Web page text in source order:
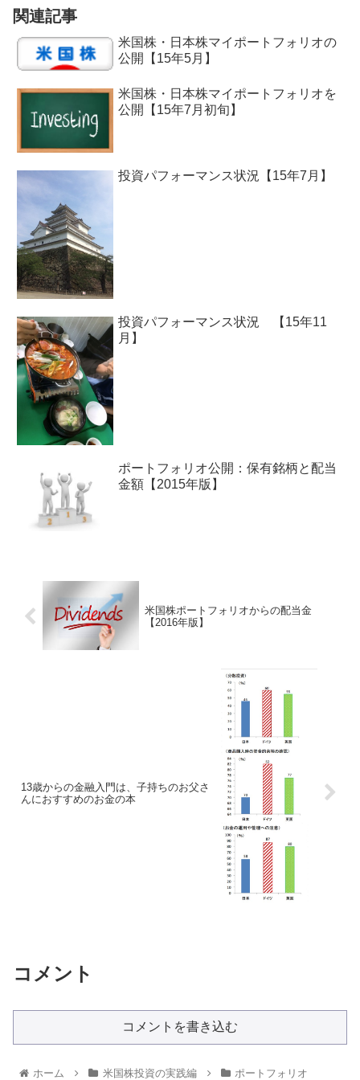
関連記事
米国株・日本株マイポートフォリオの
公開【15年5月】
米国株・日本株マイポートフォリオを
公開【15年7月初旬】
投資パフォーマンス状況【15年7月】
投資パフォーマンス状況 【15年11
月】
ポートフォリオ公開：保有銘柄と配当
金額【2015年版】
米国株ポートフォリオからの配当金
【2016年版】
13歳からの金融入門は、子持ちのお父さ
んにおすすめのお金の本
コメント
コメントを書き込む
ホーム 米国株投資の実践編 ポートフォリオ